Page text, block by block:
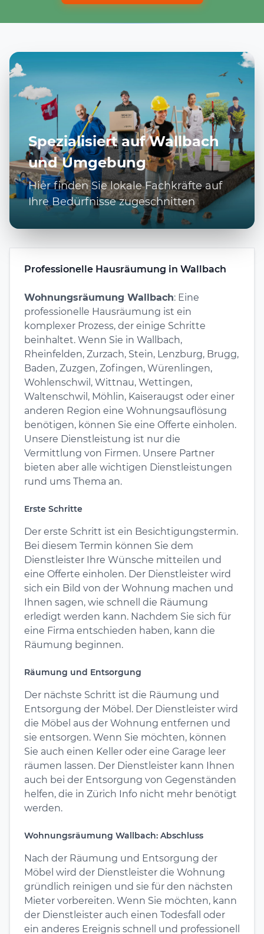
Spezialisiert auf Wallbach
und Umgebung
Hier finden Sie lokale Fachkräfte auf
Ihre Bedürfnisse zugeschnitten
Professionelle Hausräumung in Wallbach
Wohnungsräumung Wallbach: Eine
professionelle Hausräumung ist ein
komplexer Prozess, der einige Schritte
beinhaltet. Wenn Sie in Wallbach,
Rheinfelden, Zurzach, Stein, Lenzburg, Brugg,
Baden, Zuzgen, Zofingen, Würenlingen,
Wohlenschwil, Wittnau, Wettingen,
Waltenschwil, Möhlin, Kaiseraugst oder einer
anderen Region eine Wohnungsauflösung
benötigen, können Sie eine Offerte einholen.
Unsere Dienstleistung ist nur die
Vermittlung von Firmen. Unsere Partner
bieten aber alle wichtigen Dienstleistungen
rund ums Thema an.
Erste Schritte
Der erste Schritt ist ein Besichtigungstermin.
Bei diesem Termin können Sie dem
Dienstleister Ihre Wünsche mitteilen und
eine Offerte einholen. Der Dienstleister wird
sich ein Bild von der Wohnung machen und
Ihnen sagen, wie schnell die Räumung
erledigt werden kann. Nachdem Sie sich für
eine Firma entschieden haben, kann die
Räumung beginnen.
Räumung und Entsorgung
Der nächste Schritt ist die Räumung und
Entsorgung der Möbel. Der Dienstleister wird
die Möbel aus der Wohnung entfernen und
sie entsorgen. Wenn Sie möchten, können
Sie auch einen Keller oder eine Garage leer
räumen lassen. Der Dienstleister kann Ihnen
auch bei der Entsorgung von Gegenständen
helfen, die in Zürich Info nicht mehr benötigt
werden.
Wohnungsräumung Wallbach: Abschluss
Nach der Räumung und Entsorgung der
Möbel wird der Dienstleister die Wohnung
gründlich reinigen und sie für den nächsten
Mieter vorbereiten. Wenn Sie möchten, kann
der Dienstleister auch einen Todesfall oder
ein anderes Ereignis schnell und professionell